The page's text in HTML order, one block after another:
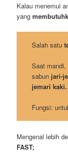
Kalau menemui
yang
Salah satu
Saat
sabun jari-
jemari kaki.
Fungsi:
Mengenal lebih
FAST;